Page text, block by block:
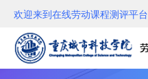
欢迎来到在线劳动课程测评平台